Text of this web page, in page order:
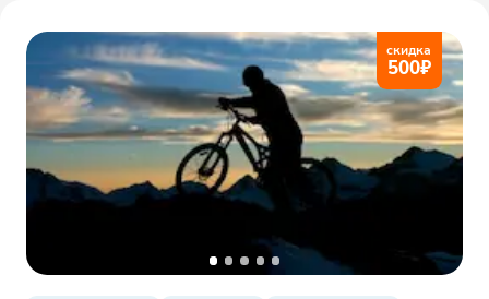
скидка
500₽